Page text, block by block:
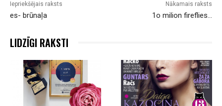
Iepriekšējais raksts
es- brūnaļa
Nākamais raksts
1o milion fireflies…
LIDZĪGI RAKSTI